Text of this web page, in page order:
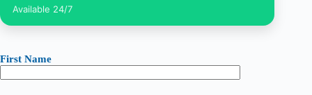
Available 24/7
First Name